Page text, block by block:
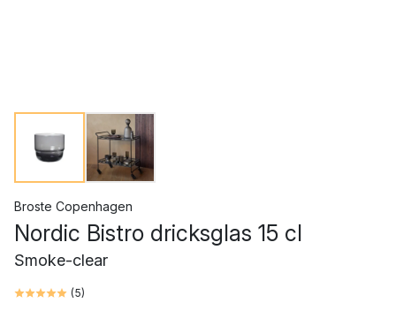
Broste Copenhagen
Nordic Bistro dricksglas 15 cl
Smoke-clear
(5)